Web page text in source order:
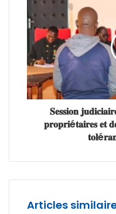
𝐒𝐞𝐬𝐬𝐢𝐨𝐧
𝐩𝐫𝐨𝐩𝐫𝐢é𝐭𝐚𝐢𝐫𝐞𝐬 𝐞𝐭
Articles